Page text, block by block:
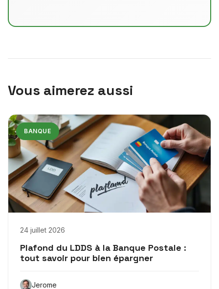
Vous aimerez aussi
BANQUE
24 juillet 2026
Plafond du LDDS à la Banque Postale :
tout savoir pour bien épargner
Jerome